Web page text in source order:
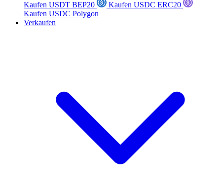
Kaufen USDT BEP20
Kaufen USDC ERC20
Kaufen USDC Polygon
Verkaufen